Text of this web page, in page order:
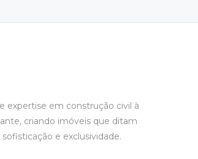
expertise em construção civil à
criando imóveis que ditam
e exclusividade.